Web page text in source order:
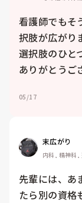
看護師でもそ
択肢が広がり
選択肢のひと
ありがとうご
05/17
末広がり
内科, 精神科,
先輩には、あ
たら別の資格